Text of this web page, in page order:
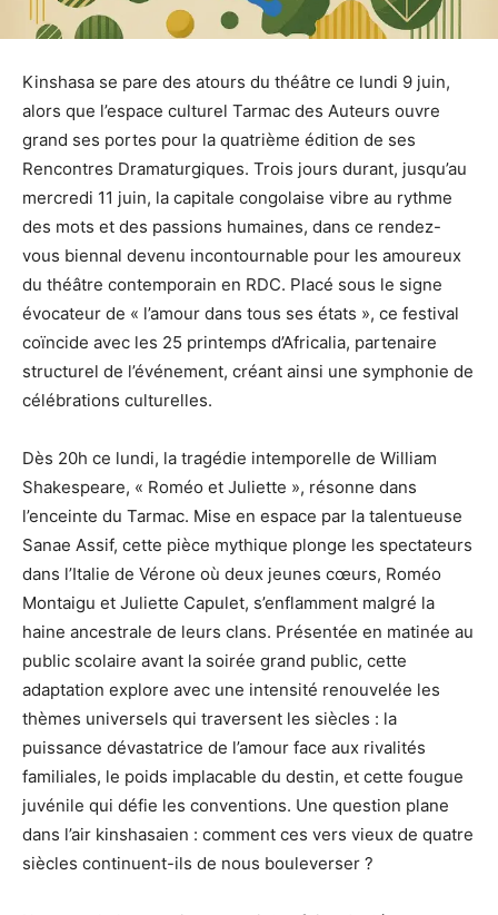
Kinshasa se pare des atours du théâtre ce lundi 9 juin,
alors que l’espace culturel Tarmac des Auteurs ouvre
grand ses portes pour la quatrième édition de ses
Rencontres Dramaturgiques. Trois jours durant, jusqu’au
mercredi 11 juin, la capitale congolaise vibre au rythme
des mots et des passions humaines, dans ce rendez-
vous biennal devenu incontournable pour les amoureux
du théâtre contemporain en RDC. Placé sous le signe
évocateur de « l’amour dans tous ses états », ce festival
coïncide avec les 25 printemps d’Africalia, partenaire
structurel de l’événement, créant ainsi une symphonie de
célébrations culturelles.
Dès 20h ce lundi, la tragédie intemporelle de William
Shakespeare, « Roméo et Juliette », résonne dans
l’enceinte du Tarmac. Mise en espace par la talentueuse
Sanae Assif, cette pièce mythique plonge les spectateurs
dans l’Italie de Vérone où deux jeunes cœurs, Roméo
Montaigu et Juliette Capulet, s’enflamment malgré la
haine ancestrale de leurs clans. Présentée en matinée au
public scolaire avant la soirée grand public, cette
adaptation explore avec une intensité renouvelée les
thèmes universels qui traversent les siècles : la
puissance dévastatrice de l’amour face aux rivalités
familiales, le poids implacable du destin, et cette fougue
juvénile qui défie les conventions. Une question plane
dans l’air kinshasaien : comment ces vers vieux de quatre
siècles continuent-ils de nous bouleverser ?